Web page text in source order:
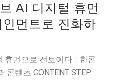
AI 디지털 휴먼
먼트로 진화하
휴먼으로 선보이다 :: 한콘
콘텐츠 CONTENT STEP